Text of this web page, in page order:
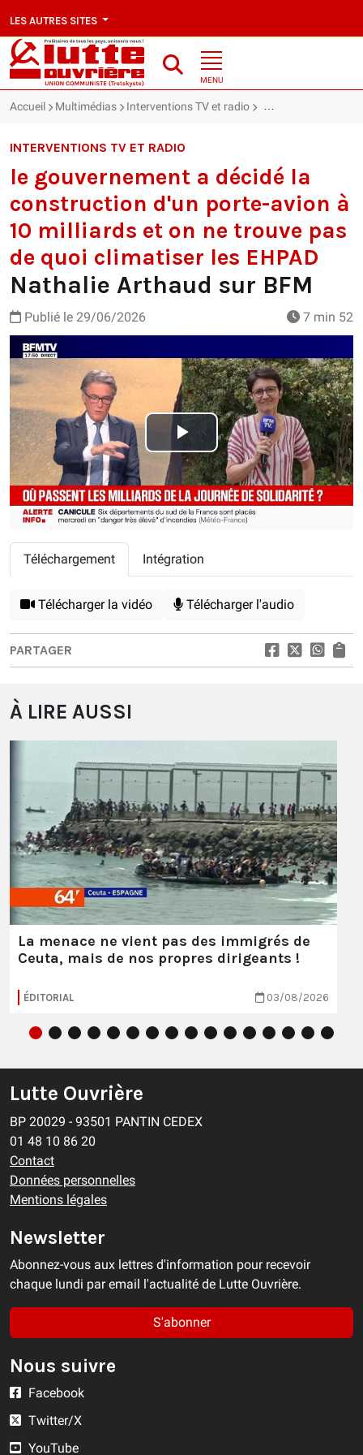
LES AUTRES SITES
MENU
Accueil Multimédias Interventions TV et radio le gouvernement a
INTERVENTIONS TV ET RADIO
le gouvernement a décidé la
construction d'un porte-avion à
10 milliards et on ne trouve pas
de quoi climatiser les EHPAD
Nathalie Arthaud sur BFM
Publié le 29/06/2026 7 min 52
Play
Video
Téléchargement Intégration
Télécharger la vidéo Télécharger l'audio
PARTAGER
À LIRE AUSSI
La menace ne vient pas des immigrés de
Ceuta, mais de nos propres dirigeants !
ÉDITORIAL 03/08/2026
Lutte Ouvrière
BP 20029 - 93501 PANTIN CEDEX
01 48 10 86 20
Contact
Données personnelles
Mentions légales
Newsletter
Abonnez-vous aux lettres d'information pour recevoir
chaque lundi par email l'actualité de Lutte Ouvrière.
S'abonner
Nous suivre
Facebook
Twitter/X
YouTube